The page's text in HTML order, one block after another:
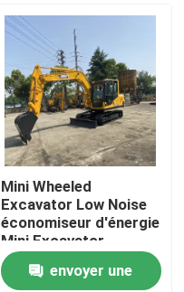
Mini Wheeled
Excavator Low Noise
économiseur d'énergie
Mini Excavator
Machine
envoyer une